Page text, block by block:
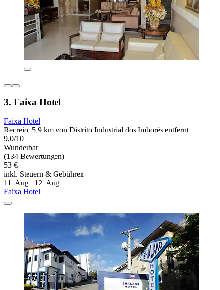
3. Faixa Hotel
Faixa Hotel
Recreio, 5,9 km von Distrito Industrial dos Imborés entfernt
9,0/10
Wunderbar
(134 Bewertungen)
53 €
inkl. Steuern & Gebühren
11. Aug.–12. Aug.
Faixa Hotel